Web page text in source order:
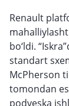
Renault
bo‘ldi.
standart
McPherson
tomondan
podveska